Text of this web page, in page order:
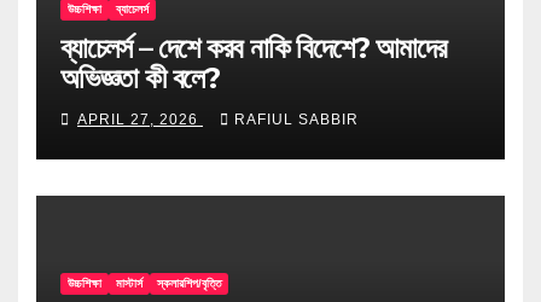
উচ্চশিক্ষা ব্যাচেলর্স
ব্যাচেলর্স – দেশে করব নাকি বিদেশে? আমাদের
অভিজ্ঞতা কী বলে?
APRIL 27, 2026 RAFIUL SABBIR
উচ্চশিক্ষা মাস্টার্স স্কলারশিপ/বৃত্তি